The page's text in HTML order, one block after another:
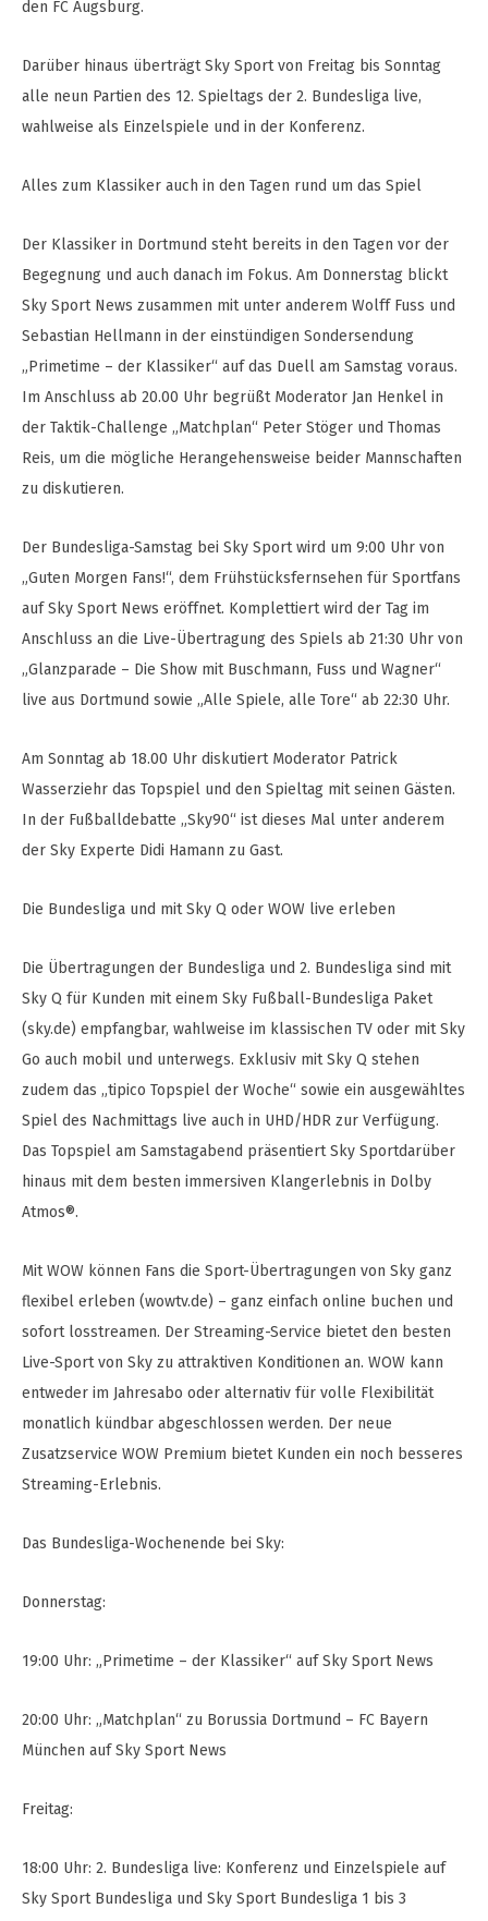
den FC Augsburg.
Darüber hinaus überträgt Sky Sport von Freitag bis Sonntag
alle neun Partien des 12. Spieltags der 2. Bundesliga live,
wahlweise als Einzelspiele und in der Konferenz.
Alles zum Klassiker auch in den Tagen rund um das Spiel
Der Klassiker in Dortmund steht bereits in den Tagen vor der
Begegnung und auch danach im Fokus. Am Donnerstag blickt
Sky Sport News zusammen mit unter anderem Wolff Fuss und
Sebastian Hellmann in der einstündigen Sondersendung
„Primetime – der Klassiker“ auf das Duell am Samstag voraus.
Im Anschluss ab 20.00 Uhr begrüßt Moderator Jan Henkel in
der Taktik-Challenge „Matchplan“ Peter Stöger und Thomas
Reis, um die mögliche Herangehensweise beider Mannschaften
zu diskutieren.
Der Bundesliga-Samstag bei Sky Sport wird um 9:00 Uhr von
„Guten Morgen Fans!“, dem Frühstücksfernsehen für Sportfans
auf Sky Sport News eröffnet. Komplettiert wird der Tag im
Anschluss an die Live-Übertragung des Spiels ab 21:30 Uhr von
„Glanzparade – Die Show mit Buschmann, Fuss und Wagner“
live aus Dortmund sowie „Alle Spiele, alle Tore“ ab 22:30 Uhr.
Am Sonntag ab 18.00 Uhr diskutiert Moderator Patrick
Wasserziehr das Topspiel und den Spieltag mit seinen Gästen.
In der Fußballdebatte „Sky90“ ist dieses Mal unter anderem
der Sky Experte Didi Hamann zu Gast.
Die Bundesliga und mit Sky Q oder WOW live erleben
Die Übertragungen der Bundesliga und 2. Bundesliga sind mit
Sky Q für Kunden mit einem Sky Fußball-Bundesliga Paket
(sky.de) empfangbar, wahlweise im klassischen TV oder mit Sky
Go auch mobil und unterwegs. Exklusiv mit Sky Q stehen
zudem das „tipico Topspiel der Woche“ sowie ein ausgewähltes
Spiel des Nachmittags live auch in UHD/HDR zur Verfügung.
Das Topspiel am Samstagabend präsentiert Sky Sportdarüber
hinaus mit dem besten immersiven Klangerlebnis in Dolby
Atmos®.
Mit WOW können Fans die Sport-Übertragungen von Sky ganz
flexibel erleben (wowtv.de) – ganz einfach online buchen und
sofort losstreamen. Der Streaming-Service bietet den besten
Live-Sport von Sky zu attraktiven Konditionen an. WOW kann
entweder im Jahresabo oder alternativ für volle Flexibilität
monatlich kündbar abgeschlossen werden. Der neue
Zusatzservice WOW Premium bietet Kunden ein noch besseres
Streaming-Erlebnis.
Das Bundesliga-Wochenende bei Sky:
Donnerstag:
19:00 Uhr: „Primetime – der Klassiker“ auf Sky Sport News
20:00 Uhr: „Matchplan“ zu Borussia Dortmund – FC Bayern
München auf Sky Sport News
Freitag:
18:00 Uhr: 2. Bundesliga live: Konferenz und Einzelspiele auf
Sky Sport Bundesliga und Sky Sport Bundesliga 1 bis 3